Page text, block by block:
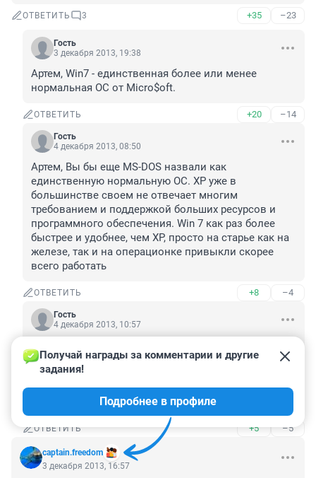
ОТВЕТИТЬ 3 +35 –23
Гость
3 декабря 2013, 19:38
Артем, Win7 - единственная более или менее
нормальная ОС от Micro$oft.
ОТВЕТИТЬ +20 –14
Гость
4 декабря 2013, 08:50
Артем, Вы бы еще MS-DOS назвали как
единственную нормальную ОС. ХР уже в
большинстве своем не отвечает многим
требованием и поддержкой больших ресурсов и
программного обеспечения. Win 7 как раз более
быстрее и удобнее, чем ХР, просто на старье как на
железе, так и на операционке привыкли скорее
всего работать
ОТВЕТИТЬ +8 –4
Гость
4 декабря 2013, 10:57
не страдаем от этого. Работает же "старое железо",
а большинству бОльшего и не надо - в инет выйти и
в ворде че-нить нацарапать.И раскошеливаться на
капризы производителя не охота совершенно!
ОТВЕТИТЬ +5 –5
captain.freedom
Получай награды за комментарии и другие
задания!
Подробнее в профиле
3 декабря 2013, 16:57